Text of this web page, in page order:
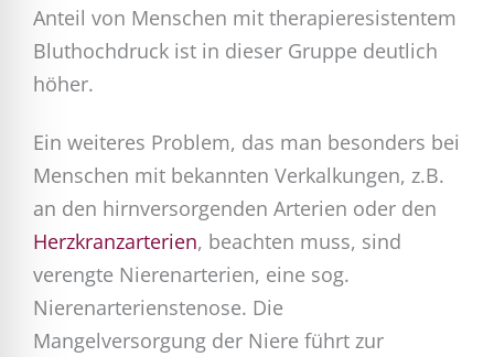
Anteil von Menschen mit therapieresistentem
Bluthochdruck ist in dieser Gruppe deutlich
höher.
Ein weiteres Problem, das man besonders bei
Menschen mit bekannten Verkalkungen, z.B.
an den hirnversorgenden Arterien oder den
Herzkranzarterien, beachten muss, sind
verengte Nierenarterien, eine sog.
Nierenarterienstenose. Die
Mangelversorgung der Niere führt zur